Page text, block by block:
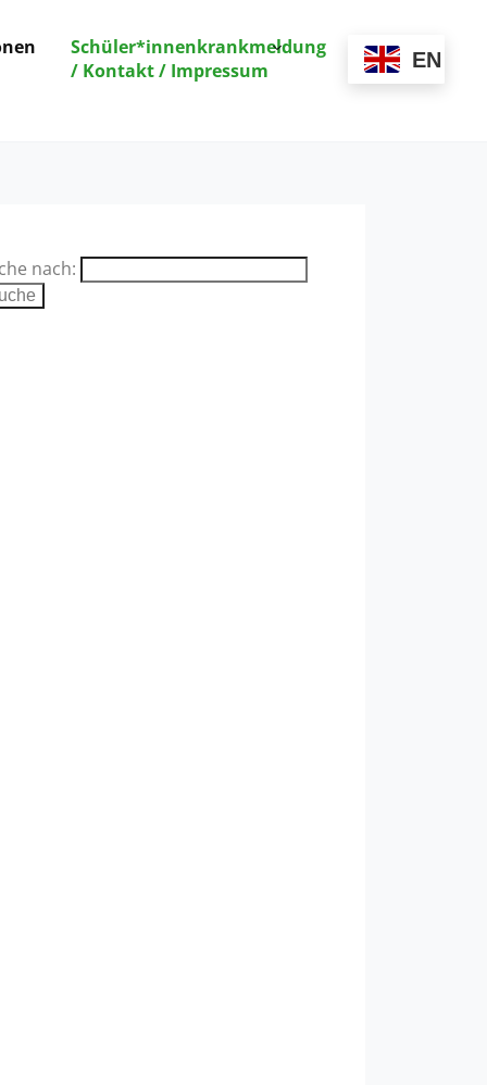
Schüler*innenkrankmeldung
/ Kontakt / Impressum
EN
nach: